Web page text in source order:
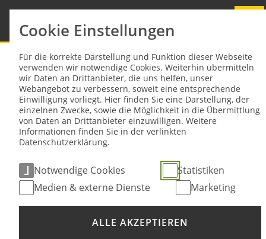
Sie sind hier: NEWS
Wer wird Deutscher Rallycross
Meister? Spannung vor dem Finale in
Schlüchtern!
Cookie Einstellungen
Für die korrekte Darstellung und Funktion dieser Webseite
verwenden wir notwendige Cookies. Weiterhin übermitteln
wir Daten an Drittanbieter, die uns helfen, unser
Webangebot zu verbessern, soweit eine entsprechende
Einwilligung vorliegt. Hier finden Sie eine Darstellung, der
einzelnen Zwecke, sowie die Möglichkeit in die Übermittlung
von Daten an Drittanbieter einzuwilligen. Weitere
Informationen finden Sie in der verlinkten
Datenschutzerklärung.
Notwendige Cookies
Statistiken
Medien & externe Dienste
Marketing
ALLE AKZEPTIEREN